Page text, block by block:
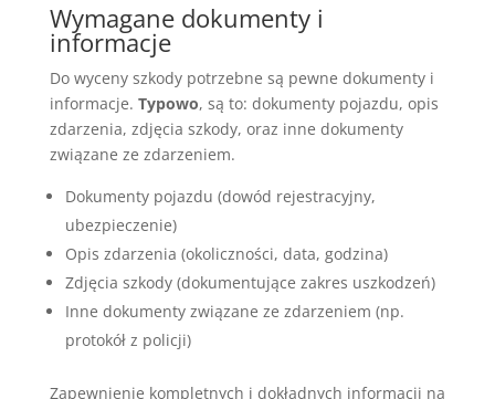
Wymagane dokumenty i
informacje
Do wyceny szkody potrzebne są pewne dokumenty i
informacje. Typowo, są to: dokumenty pojazdu, opis
zdarzenia, zdjęcia szkody, oraz inne dokumenty
związane ze zdarzeniem.
Dokumenty pojazdu (dowód rejestracyjny,
ubezpieczenie)
Opis zdarzenia (okoliczności, data, godzina)
Zdjęcia szkody (dokumentujące zakres uszkodzeń)
Inne dokumenty związane ze zdarzeniem (np.
protokół z policji)
Zapewnienie kompletnych i dokładnych informacji na